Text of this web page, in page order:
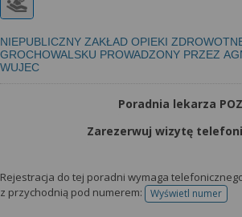
NIEPUBLICZNY ZAKŁAD OPIEKI
GROCHOWALSKU PROWADZONY PRZEZ
WUJEC
Poradnia lekarza POZ
Zarezerwuj wizytę
Rejestracja do tej poradni wymaga
z przychodnią pod numerem:
Wyświetl numer
telefonu do